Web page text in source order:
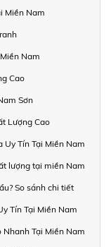
Miền Nam
Nam
Cao
Sơn
Lượng Cao
Uy Tín Tại Miền Nam
lượng tại miền Nam
So sánh chi tiết
Tín Tại Miền Nam
Nhanh Tại Miền Nam